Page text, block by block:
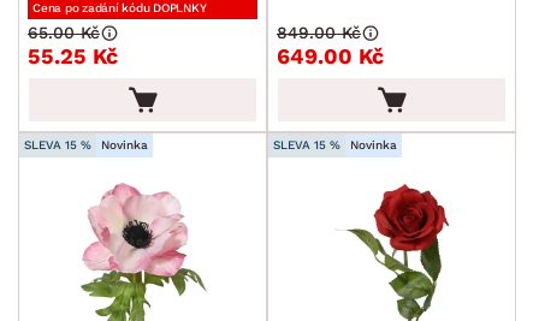
Cena po zadání kódu DOPLNKY
55.25 Kč
65.00 Kč
649.00 Kč
849.00 Kč
SLEVA 15 % Novinka SLEVA 15 % Novinka